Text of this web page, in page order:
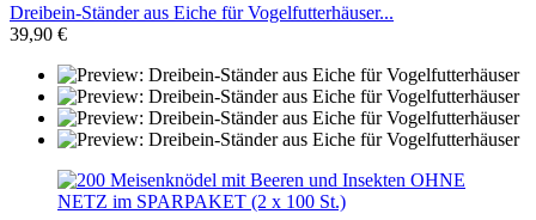
Dreibein-Ständer aus Eiche für Vogelfutterhäuser...
39,90 €